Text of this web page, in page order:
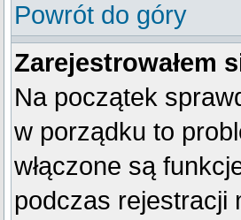
Powrót do góry
Zarejestrowałem
Na początek
w porządku to
włączone są
podczas rejestracji